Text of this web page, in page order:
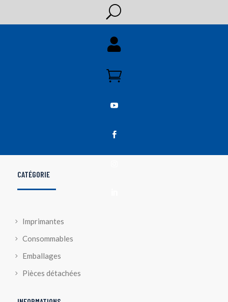
U




CATÉGORIE
Imprimantes
Consommables
Emballages
Pièces détachées